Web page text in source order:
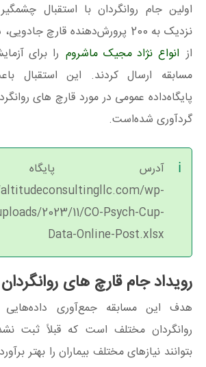
اولین جام روانگردان با استقبال
از انواع نژاد مجیک ماشروم را برای
مسابقه ارسال کردند. این استقبال
پایگاه‌داده عمومی در مورد قارچ های
گردآوری شده‌است.
آدرس
wp-
2023/11/CO-Psych-Cup-
Data-Online-Post.xlsx
رویداد جام قارچ های روانگردان
هدف این مسابقه جمع‌آوری داده‌هایی
روانگردان مختلف است که قبلاً ثبت
بتوانند نیازهای مختلف بیماران را بهتر